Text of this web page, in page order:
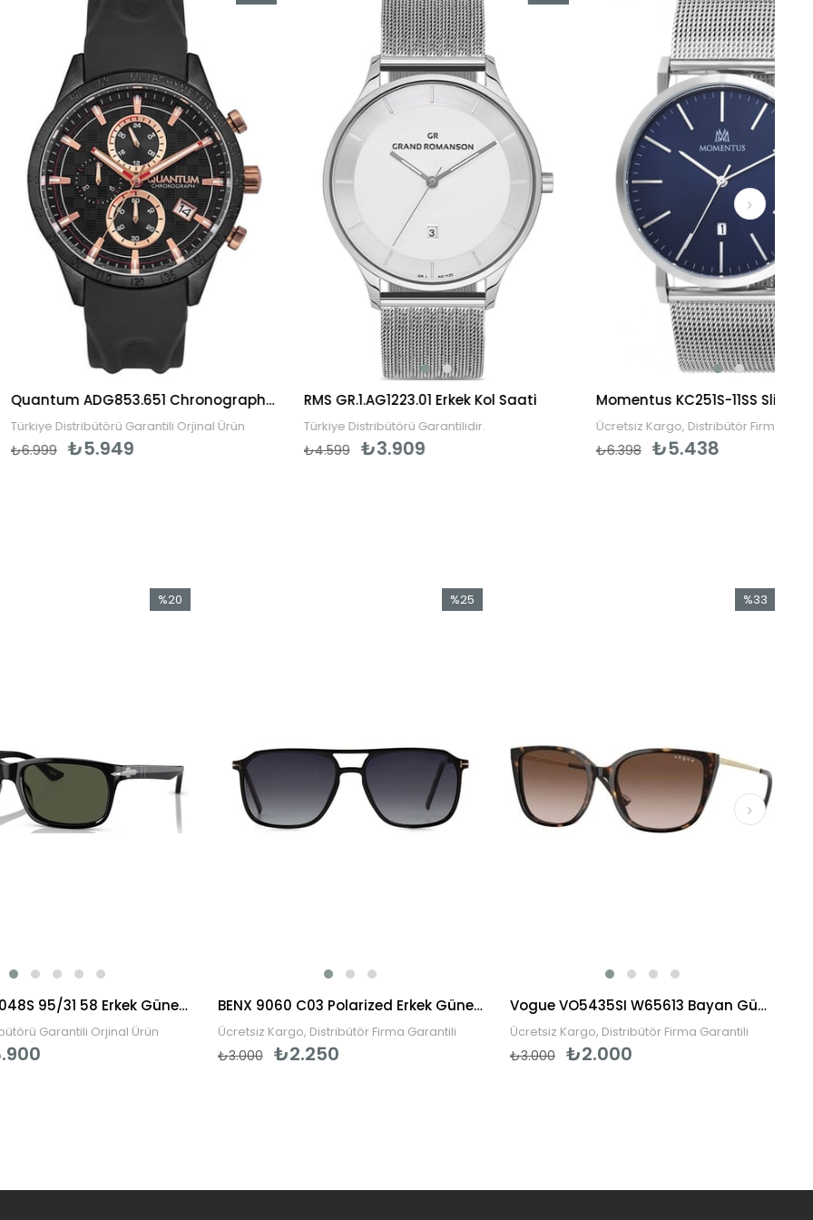
Quantum ADG853.651 Chronograph Erkek Kol Saati
Garantili Orjinal Ürün
İndirim
%15İndirim
RMS GR.1.AG1223.01 Erkek Kol Saati
Türkiye Distribütörü Garantilidir.
₺3.909
İndirim
%15İndirim
Momentus KC251S-11SS Slim Kasa Erkek Kol Saati
Ücretsiz Kargo, Distribütör Firma Garantili
₺5.438
İndirim
%15İndirim
Persol PO3048S 95/31 58 Erkek Güneş Gözlüğü
Garantili Orjinal Ürün
%20
BENX 9060 C03 Polarized Erkek Güneş Gözlüğü
Ücretsiz Kargo, Distribütör Firma Garantili
₺2.250
₺3.000
%25
Vogue VO5435SI W65613 Bayan Güneş Gözlüğü
Ücretsiz Kargo, Distribütör Firma Garantili
₺2.000
₺3.000
%33